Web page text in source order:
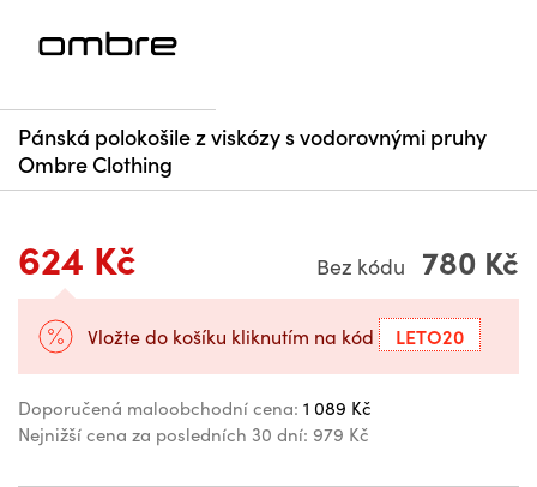
Pánská polokošile z viskózy s vodorovnými pruhy
Ombre Clothing
624 Kč Bez kódu 780 Kč
Vložte do košíku kliknutím na kód LETO20
Doporučená maloobchodní cena: 1 089 Kč
Nejnižší cena za posledních 30 dní: 979 Kč